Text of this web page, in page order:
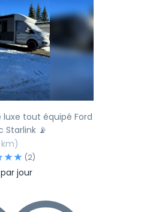
Suivant
tout équipé Ford
Starlink 📡
(2)
par jour